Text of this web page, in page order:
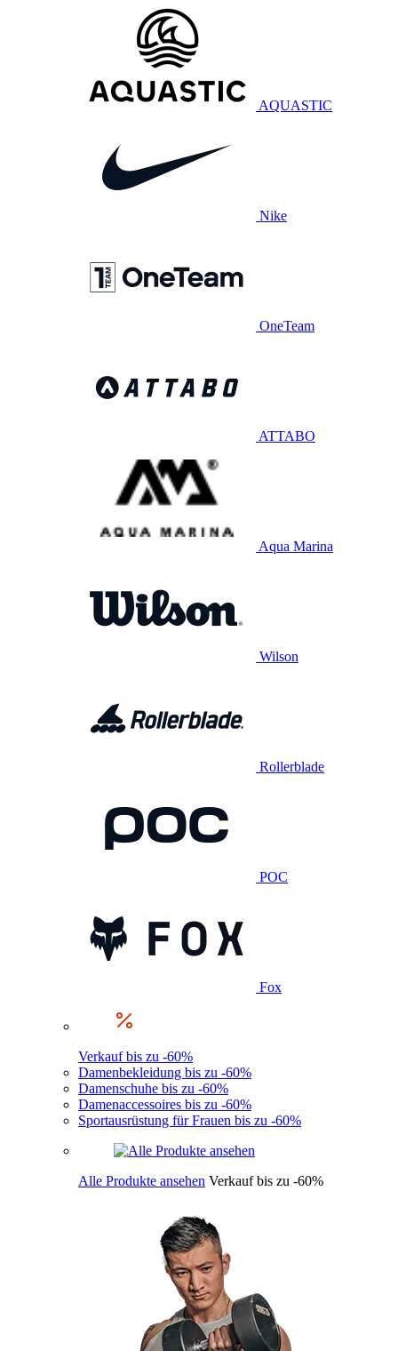
AQUASTIC
Nike
OneTeam
ATTABO
Aqua Marina
Wilson
Rollerblade
POC
Fox
Verkauf bis zu -60%
Damenbekleidung bis zu -60%
Damenschuhe bis zu -60%
Damenaccessoires bis zu -60%
Sportausrüstung für Frauen bis zu -60%
Alle Produkte ansehen Verkauf bis zu -60%